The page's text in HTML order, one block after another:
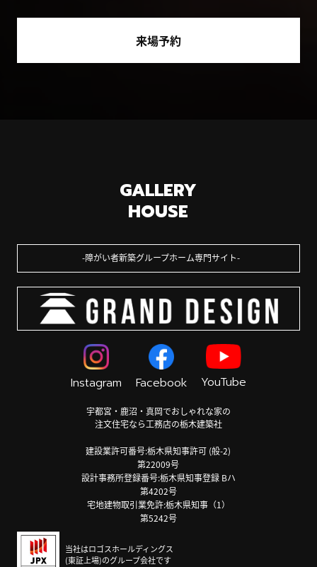
来場予約
GALLERY
HOUSE
障がい者新築グループホーム専門サイト
Instagram Facebook YouTube
宇都宮・鹿沼・真岡でおしゃれな家の
注文住宅なら工務店の栃木建築社
建設業許可番号:栃木県知事許可 (般-2)
第22009号
設計事務所登録番号:栃木県知事登録 Bハ
第4202号
宅地建物取引業免許:栃木県知事（1）
第5242号
当社はロゴスホールディングス
(東証上場)のグループ会社です